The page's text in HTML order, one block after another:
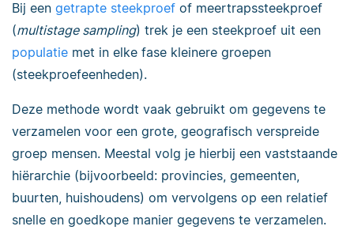
Bij een getrapte steekproef of meertrapssteekproef
(multistage sampling) trek je een steekproef uit een
populatie met in elke fase kleinere groepen
(steekproefeenheden).
Deze methode wordt vaak gebruikt om gegevens te
verzamelen voor een grote, geografisch verspreide
groep mensen. Meestal volg je hierbij een vaststaande
hiërarchie (bijvoorbeeld: provincies, gemeenten,
buurten, huishoudens) om vervolgens op een relatief
snelle en goedkope manier gegevens te verzamelen.